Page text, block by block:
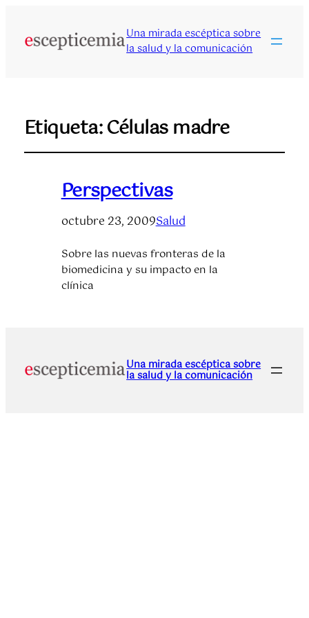
Una mirada escéptica sobre
la salud y la comunicación
Etiqueta:Células madre
Perspectivas
octubre 23, 2009Salud
Sobre las nuevas fronteras de la
biomedicina y su impacto en la
clínica
Una mirada escéptica sobre
la salud y la comunicación